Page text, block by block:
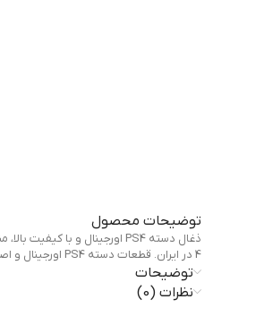
توضیحات محصول
4 در ایران. قطعات دسته PS4 اورجینال و اصلی برای جایگزینی ذغال‌های آسیب‌دیده. بهترین قیمت ذغال دسته PS4 در دایهارد. خرید آنلاین ذغال دسته PS4 با ضمانت کیفیت و اصالت.
توضیحات
نظرات (0)